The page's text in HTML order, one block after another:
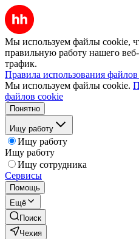
Мы используем файлы cookie,
правильную работу нашего
трафик.
Правила использования
Мы используем файлы cookie.
файлов cookie
Понятно
Ищу работу
Ищу работу
Ищу работу
Ищу сотрудника
Сервисы
Помощь
Ещё
Поиск
Чехия